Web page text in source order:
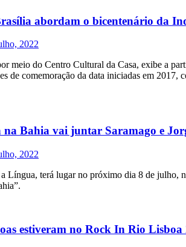
abordam o bicentenário da
2022
meio do Centro Cultural da Casa, exibe a
de comemoração da data iniciadas em
na Bahia vai juntar Saramago e
2022
Língua, terá lugar no próximo dia 8 de julho,
estiveram no Rock In Rio Lisboa